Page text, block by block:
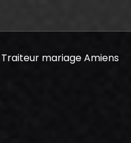
Traiteur mariage Amiens